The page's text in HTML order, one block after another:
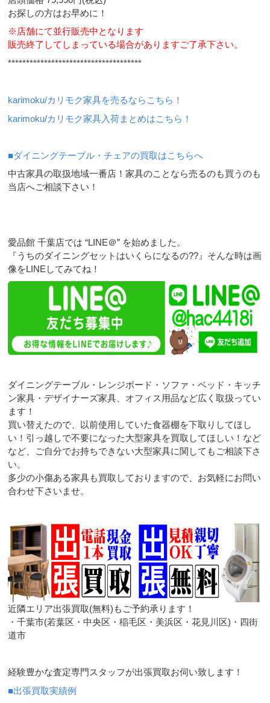
お探しの方はお早めに！
※店舗にて並行販売中となります
販売終了してしまっている場合がありますご了承下さい。
*************************************
karimoku/カリモク家具を売るならこちら！
karimoku/カリモク家具入荷まとめはこちら！
■ダイニングテーブル・チェアの買取はこちらへ
中古家具の取扱地域一番店！家具のことなら売るのも買うのも
当店へご相談下さい！
愛品館 千葉店では “LINE＠” を始めました。
『うちのダイニングセットはいくらになるの??』そんな時は画
像をLINEしてみてね！
ダイニングテーブル・レンジボード・ソファ・ベッド・キッチ
ン家具・デザイナーズ家具、オフィス用品など広く取扱ってい
ます！
買い替えたので、以前使用していた食器棚を下取りしてほし
い！引っ越しで不要になった大型家具を買取してほしい！など
など、ご自分でお持ちできない大型家具に関してもご相談下さ
い。
多少の小傷ある家具も買取しておりますので、お気軽にお問い
合わせ下さいませ。
近隣エリア出張買取(無料)もご予約承ります！
・千葉市(若葉区・中央区・稲毛区・美浜区・花見川区)・四街
道市
経験豊かな査定専門スタッフが出張買取お伺い致します！
■出張買取実績例